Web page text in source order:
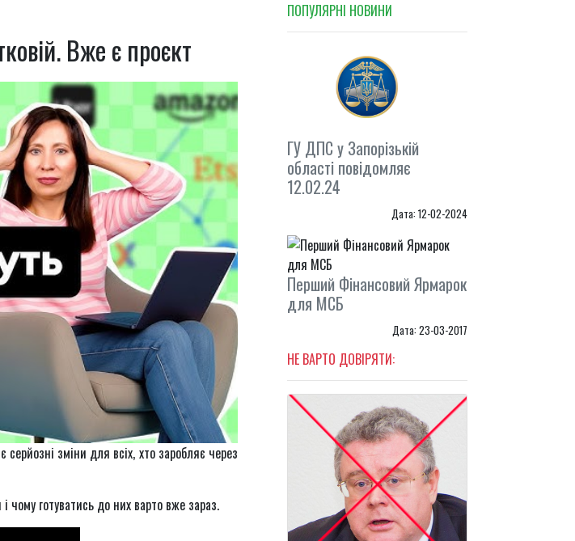
Вже є проєкт
зміни для всіх, хто заробляє через
чому готуватись до них варто вже зараз.
ПОПУЛЯРНI НОВИНИ
ГУ ДПС у Запорізькій
області повідомляє
12.02.24
Дата: 12-02-2024
Перший Фінансовий Ярмарок
для МСБ
Дата: 23-03-2017
НЕ ВАРТО ДОВІРЯТИ: